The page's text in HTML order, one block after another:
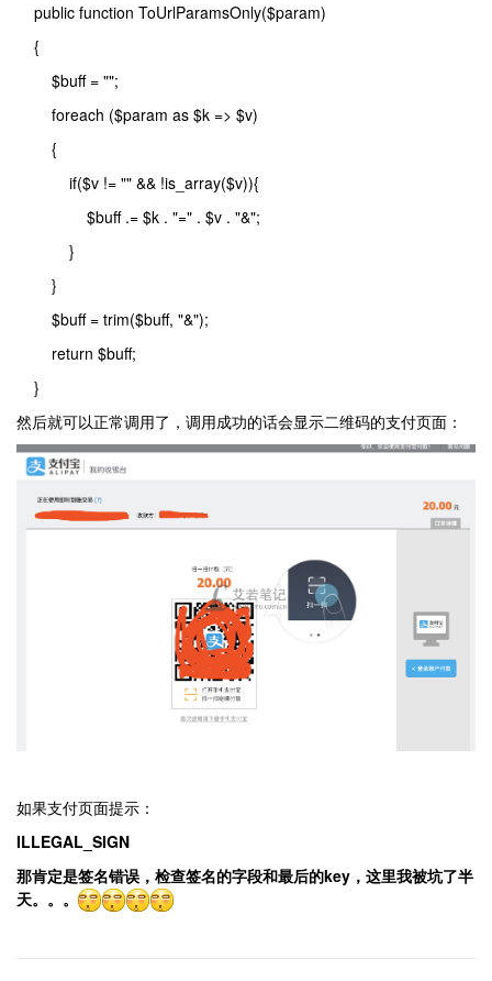
public function ToUrlParamsOnly($param)
{
$buff = "";
foreach ($param as $k => $v)
{
if($v != "" && !is_array($v)){
$buff .= $k . "=" . $v . "&";
}
}
$buff = trim($buff, "&");
return $buff;
}
然后就可以正常调用了，调用成功的话会显示二维码的支付页面：
如果支付页面提示：
ILLEGAL_SIGN
那肯定是签名错误，检查签名的字段和最后的key，这里我被坑了半
天。。。